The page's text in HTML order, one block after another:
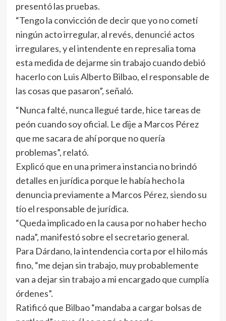
presentó las pruebas.
“Tengo la convicción de decir que yo no cometí
ningún acto irregular, al revés, denuncié actos
irregulares, y el intendente en represalia toma
esta medida de dejarme sin trabajo cuando debió
hacerlo con Luis Alberto Bilbao, el responsable de
las cosas que pasaron”, señaló.
“Nunca falté, nunca llegué tarde, hice tareas de
peón cuando soy oficial. Le dije a Marcos Pérez
que me sacara de ahí porque no quería
problemas”, relató.
Explicó que en una primera instancia no brindó
detalles en jurídica porque le había hecho la
denuncia previamente a Marcos Pérez, siendo su
tío el responsable de jurídica.
“Queda implicado en la causa por no haber hecho
nada”, manifestó sobre el secretario general.
Para Dárdano, la intendencia corta por el hilo más
fino, “me dejan sin trabajo, muy probablemente
van a dejar sin trabajo a mi encargado que cumplía
órdenes”.
Ratificó que Bilbao “mandaba a cargar bolsas de